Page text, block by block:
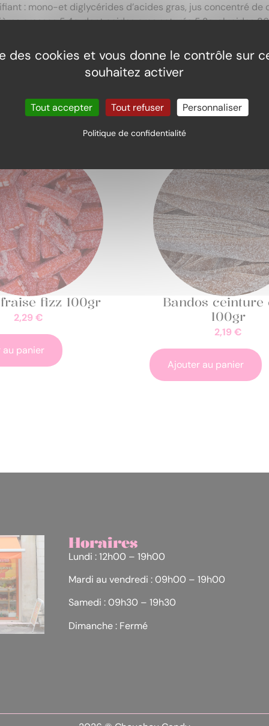
: mono-et diglycérides d’acides gras, jus concentré de
grasses 5.4g, dont acides gras saturés 5.3g, glucides
fizz 100gr
2,29 €
panier
Bandos ceinture
100gr
2,19 €
Ajouter au panier
Horaires
Lundi : 12h00 – 19h00
Mardi au vendredi : 09h00 – 19h00
Samedi : 09h30 – 19h30
Dimanche : Fermé
des cookies et vous donne le contrôle sur
souhaitez activer
Tout accepter Tout refuser Personnaliser
Politique de confidentialité